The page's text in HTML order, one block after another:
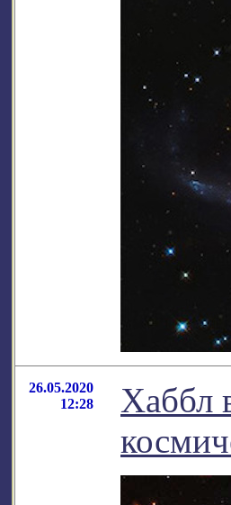
26.05.2020
12:28
Хаббл